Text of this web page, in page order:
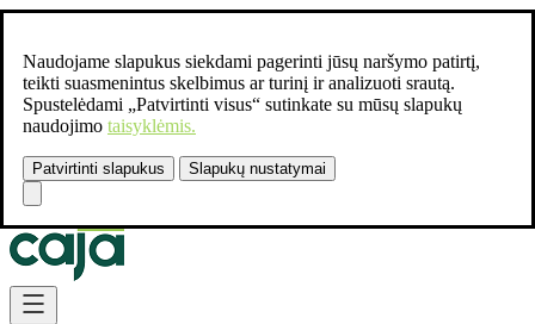
Naudojame slapukus siekdami pagerinti jūsų naršymo patirtį,
teikti suasmenintus skelbimus ar turinį ir analizuoti srautą.
Spustelėdami „Patvirtinti visus“ sutinkate su mūsų slapukų
naudojimo taisyklėmis.
Patvirtinti slapukus Slapukų nustatymai
Susisiekite:
Skip to Content